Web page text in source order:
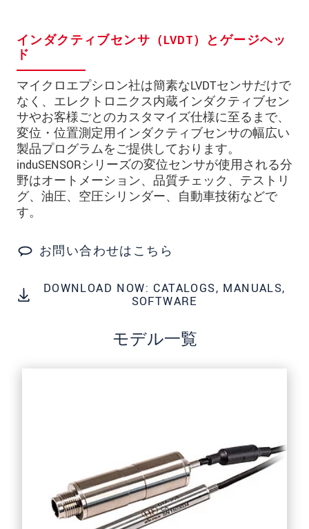
インダクティブセンサ（LVDT）とゲージヘッ
ド
マイクロエプシロン社は簡素なLVDTセンサだけで
なく、エレクトロニクス内蔵インダクティブセン
サやお客様ごとのカスタマイズ仕様に至るまで、
変位・位置測定用インダクティブセンサの幅広い
製品プログラムをご提供しております。
induSENSORシリーズの変位センサが使用される分
野はオートメーション、品質チェック、テストリ
グ、油圧、空圧シリンダー、自動車技術などで
す。
お問い合わせはこちら
DOWNLOAD NOW: CATALOGS, MANUALS,
SOFTWARE
モデル一覧
メールアドレ
ス
メッセージ*
ご連絡願います
直接訪問してほしい
* 必須フィールド。
個人情報に関するプライバシーステートメント
をお読みください。.